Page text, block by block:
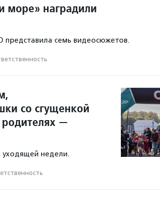
море» наградили
представила семь видеосюжетов.
со сгущенкой
—
уходящей недели.